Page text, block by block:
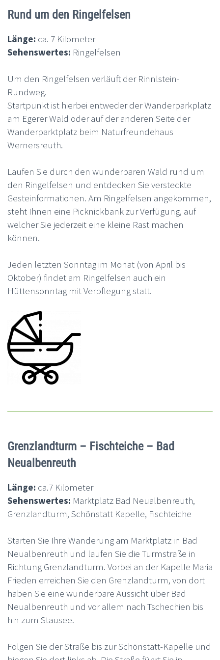
Rund um den Ringelfelsen
Länge: ca. 7 Kilometer
Sehenswertes: Ringelfelsen
Um den Ringelfelsen verläuft der Rinnlstein-
Rundweg.
Startpunkt ist hierbei entweder der Wanderparkplatz
am Egerer Wald oder auf der anderen Seite der
Wanderparktplatz beim Naturfreundehaus
Wernersreuth.
Laufen Sie durch den wunderbaren Wald rund um
den Ringelfelsen und entdecken Sie versteckte
Gesteinformationen. Am Ringelfelsen angekommen,
steht Ihnen eine Picknickbank zur Verfügung, auf
welcher Sie jederzeit eine kleine Rast machen
können.
Jeden letzten Sonntag im Monat (von April bis
Oktober) findet am Ringelfelsen auch ein
Hüttensonntag mit Verpflegung statt.
Grenzlandturm – Fischteiche – Bad
Neualbenreuth
Länge: ca.7 Kilometer
Sehenswertes: Marktplatz Bad Neualbenreuth,
Grenzlandturm, Schönstatt Kapelle, Fischteiche
Starten Sie Ihre Wanderung am Marktplatz in Bad
Neualbenreuth und laufen Sie die Turmstraße in
Richtung Grenzlandturm. Vorbei an der Kapelle Maria
Frieden erreichen Sie den Grenzlandturm, von dort
haben Sie eine wunderbare Aussicht über Bad
Neualbenreuth und vor allem nach Tschechien bis
hin zum Stausee.
Folgen Sie der Straße bis zur Schönstatt-Kapelle und